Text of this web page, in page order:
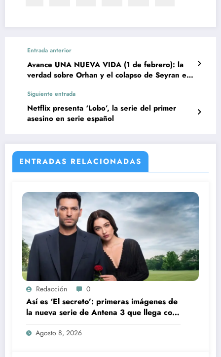
Entrada anterior
Avance UNA NUEVA VIDA (1 de febrero): la
verdad sobre Orhan y el colapso de Seyran en
Siguiente entrada
Netflix presenta ‘Lobo’, la serie del primer
asesino en serie español
ENTRADAS RELACIONADAS
Redacción 0
Así es ‘El secreto’: primeras imágenes de
la nueva serie de Antena 3 que llega con
una verdad brutal
Agosto 8, 2026